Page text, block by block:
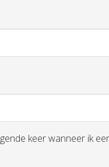
keer wanneer ik